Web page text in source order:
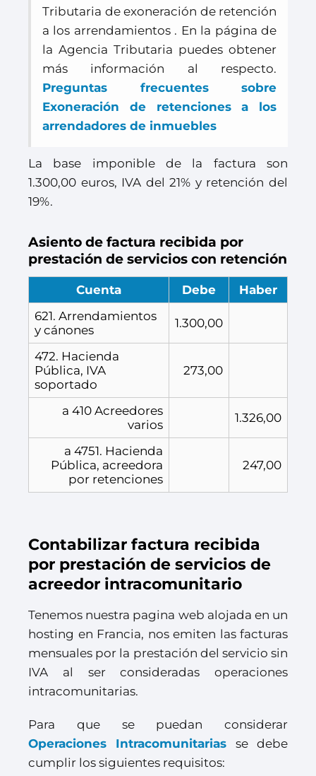
Tributaria de exoneración de retención
a los arrendamientos . En la página de
la Agencia Tributaria puedes obtener
más información al respecto.
Preguntas frecuentes sobre
Exoneración de retenciones a los
arrendadores de inmuebles
La base imponible de la factura son
1.300,00 euros, IVA del 21% y retención del
19%.
Asiento de factura recibida por
prestación de servicios con retención
Cuenta Debe
Haber
621. Arrendamientos
y cánones
1.300,00
472. Hacienda
Pública, IVA
soportado
273,00
a 410 Acreedores
varios
1.326,00
a 4751. Hacienda
Pública, acreedora
por retenciones
247,00
Contabilizar factura recibida
por prestación de servicios de
acreedor intracomunitario
Tenemos nuestra pagina web alojada en un
hosting en Francia, nos emiten las facturas
mensuales por la prestación del servicio sin
IVA al ser consideradas operaciones
intracomunitarias.
Para que se puedan considerar
Operaciones Intracomunitarias se debe
cumplir los siguientes requisitos: